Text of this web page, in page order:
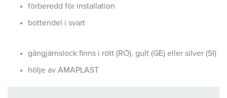
förberedd för installation
bottendel i svart
gångjärnslock finns i rött (RO), gult (GE) eller silver (SI)
hölje av AMAPLAST